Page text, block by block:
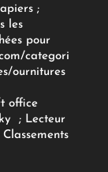
;
les
pour
categori
ournitures
office
; Lecteur
Classements